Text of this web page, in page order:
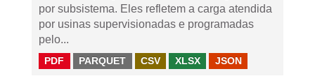
por subsistema. Eles refletem a carga atendida
por usinas supervisionadas e programadas
pelo...
PDF PARQUET CSV XLSX JSON